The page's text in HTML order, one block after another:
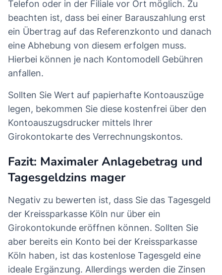
Telefon oder in der Filiale vor Ort möglich. Zu
beachten ist, dass bei einer Barauszahlung erst
ein Übertrag auf das Referenzkonto und danach
eine Abhebung von diesem erfolgen muss.
Hierbei können je nach Kontomodell Gebühren
anfallen.
Sollten Sie Wert auf papierhafte Kontoauszüge
legen, bekommen Sie diese kostenfrei über den
Kontoauszugsdrucker mittels Ihrer
Girokontokarte des Verrechnungskontos.
Fazit: Maximaler Anlagebetrag und
Tagesgeldzins mager
Negativ zu bewerten ist, dass Sie das Tagesgeld
der Kreissparkasse Köln nur über ein
Girokontokunde eröffnen können. Sollten Sie
aber bereits ein Konto bei der Kreissparkasse
Köln haben, ist das kostenlose Tagesgeld eine
ideale Ergänzung. Allerdings werden die Zinsen